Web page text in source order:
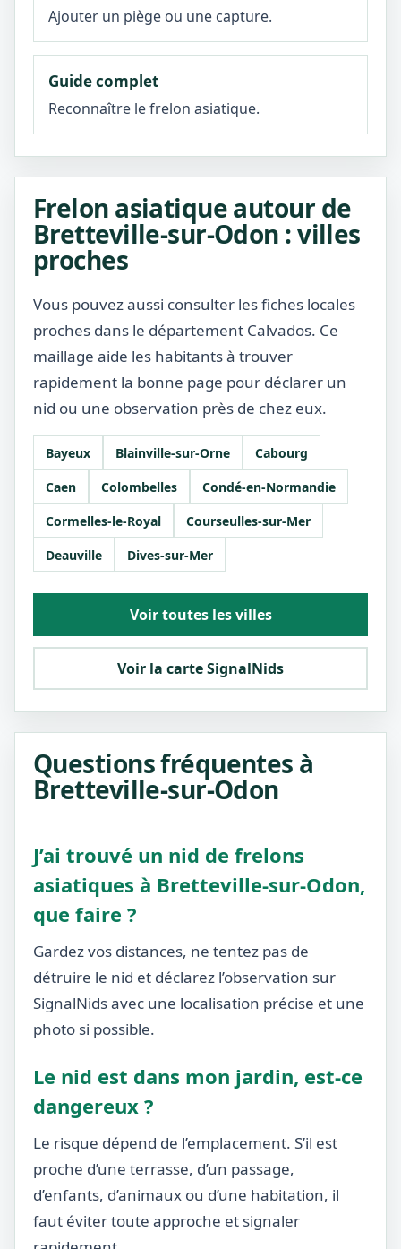
Ajouter un piège ou une capture.
Guide complet
Reconnaître le frelon asiatique.
Frelon asiatique autour de
Bretteville-sur-Odon : villes
proches
Vous pouvez aussi consulter les fiches locales
proches dans le département Calvados. Ce
maillage aide les habitants à trouver
rapidement la bonne page pour déclarer un
nid ou une observation près de chez eux.
Bayeux Blainville-sur-Orne
Cabourg
Caen
Colombelles
Condé-en-Normandie
Cormelles-le-Royal
Courseulles-sur-Mer
Deauville
Dives-sur-Mer
Voir toutes les villes
Voir la carte SignalNids
Questions fréquentes à
Bretteville-sur-Odon
J’ai trouvé un nid de frelons
asiatiques à Bretteville-sur-Odon,
que faire ?
Gardez vos distances, ne tentez pas de
détruire le nid et déclarez l’observation sur
SignalNids avec une localisation précise et une
photo si possible.
Le nid est dans mon jardin, est-ce
dangereux ?
Le risque dépend de l’emplacement. S’il est
proche d’une terrasse, d’un passage,
d’enfants, d’animaux ou d’une habitation, il
faut éviter toute approche et signaler